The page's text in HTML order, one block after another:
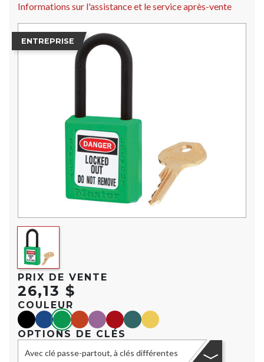
Informations sur l'assistance et le service après-vente
ENTREPRISE
PRIX DE VENTE
26,13 $
COULEUR
blackbluegreenorangepurplered teal yellow
OPTIONS DE CLÉS
Avec clé passe-partout, à clés différentes